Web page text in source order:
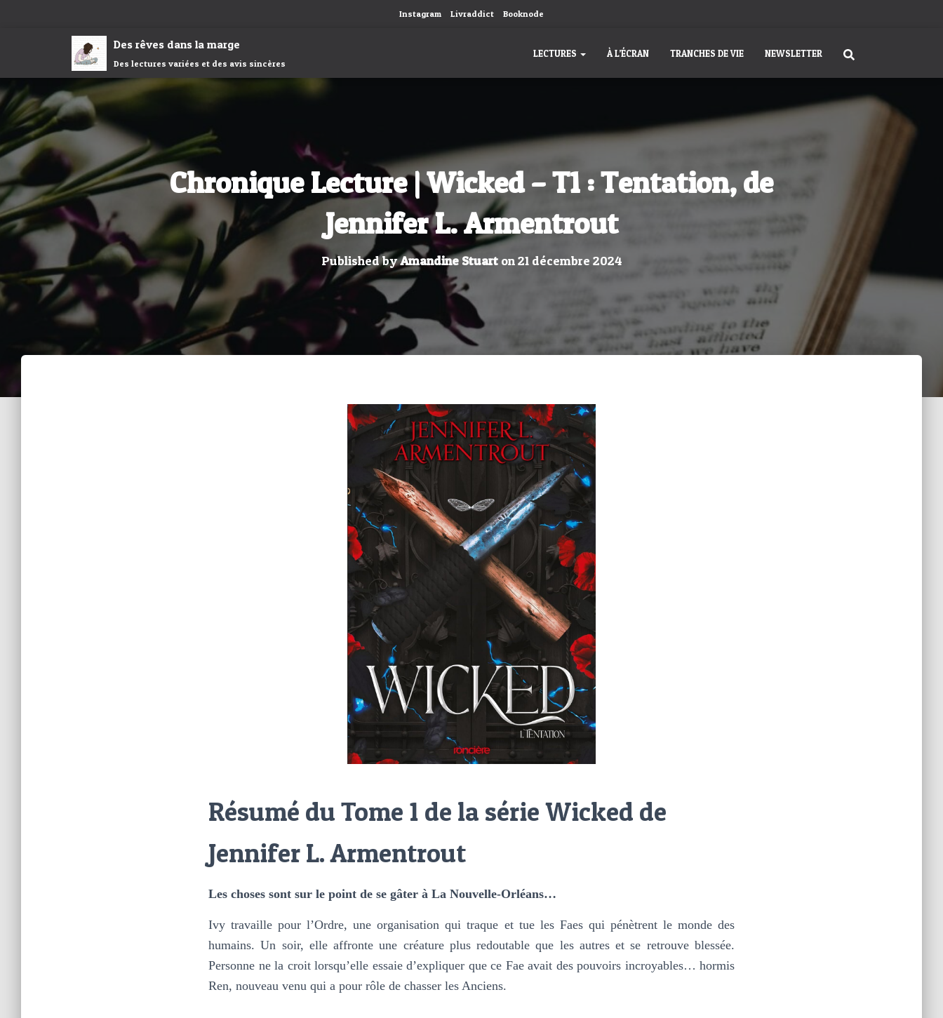
Instagram Livraddict Booknode
Des rêves dans la marge
Des lectures variées et des avis sincères
LECTURES À L’ÉCRAN TRANCHES DE VIE NEWSLETTER
Chronique Lecture | Wicked – T1 : Tentation, de
Jennifer L. Armentrout
Published byAmandine Stuarton21 décembre 2024
Résumé du Tome 1 de la série Wicked de
Jennifer L. Armentrout
Les choses sont sur le point de se gâter à La Nouvelle-Orléans…
Ivy travaille pour l’Ordre, une organisation qui traque et tue les Faes qui pénètrent le monde des
humains. Un soir, elle affronte une créature plus redoutable que les autres et se retrouve blessée.
Personne ne la croit lorsqu’elle essaie d’expliquer que ce Fae avait des pouvoirs incroyables… hormis
Ren, nouveau venu qui a pour rôle de chasser les Anciens.